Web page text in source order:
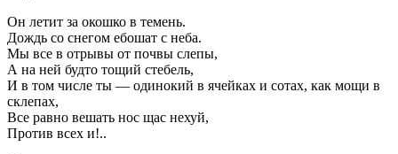
Он летит за окошко в темень.
Дождь со снегом ебошат с неба.
Мы все в отрывы от почвы слепы,
А на ней будто тощий стебель,
И в том числе ты — одинокий в ячейках и сотах, как мощи в
склепах,
Все равно вешать нос щас нехуй,
Против всех и!..